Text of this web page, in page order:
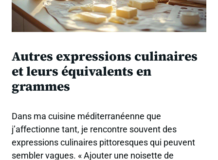
Autres expressions culinaires
et leurs équivalents en
grammes
Dans ma cuisine méditerranéenne que
j’affectionne tant, je rencontre souvent des
expressions culinaires pittoresques qui peuvent
sembler vagues. « Ajouter une noisette de